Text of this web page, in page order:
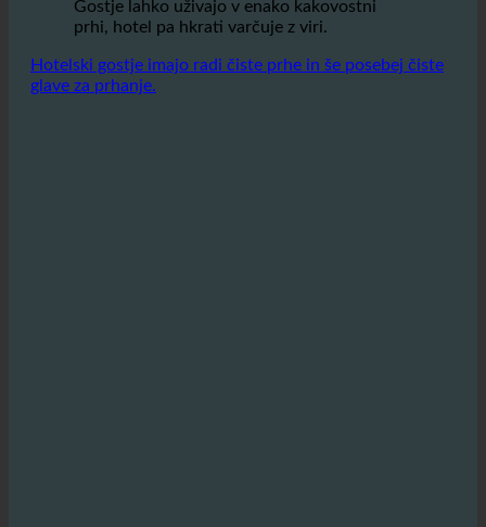
izkušnjo prhanja.
Gostje lahko uživajo v enako kakovostni
prhi, hotel pa hkrati varčuje z viri.